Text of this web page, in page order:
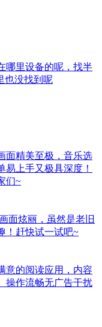
哪里设备的呢，找半
也没找到呢
面精美至极，音乐选
上手又极具深度！
们~
面炫丽，虽然是老旧
！赶快试一试吧~
意的阅读应用，内容
操作流畅无广告干扰